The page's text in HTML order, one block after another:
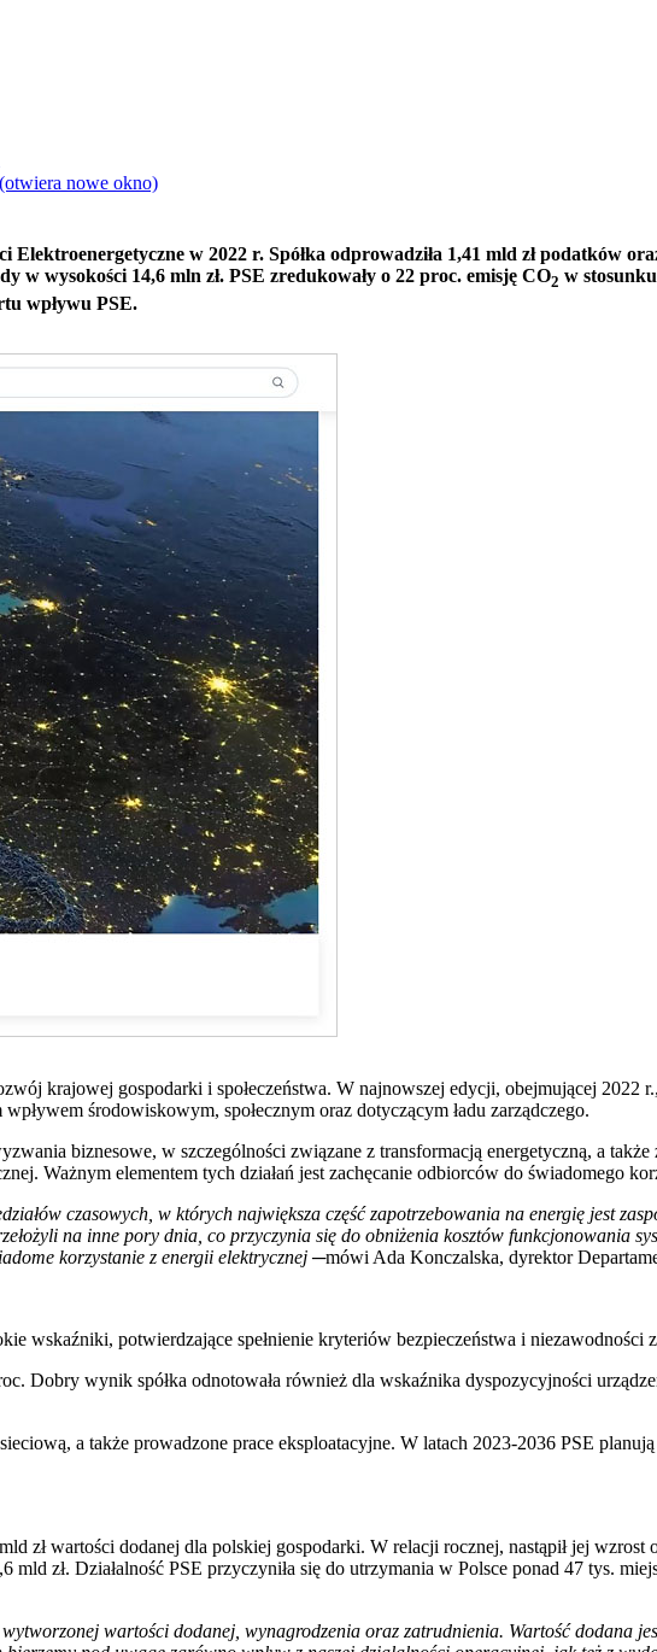
(otwiera nowe okno)
w 2022 r. Spółka odprowadziła 1,41 mld zł podatków
w wysokości 14,6 mln zł. PSE zredukowały o 22 proc. emisję CO2 w
wpływu PSE.
krajowej gospodarki i społeczeństwa. W najnowszej edycji, obejmującej 2022
środowiskowym, społecznym oraz dotyczącym ładu zarządczego.
biznesowe, w szczególności związane z transformacją energetyczną, a także
Ważnym elementem tych działań jest zachęcanie odbiorców do świadomego
czasowych, w których największa część zapotrzebowania na energię jest
na inne pory dnia, co przyczynia się do obniżenia kosztów funkcjonowania
korzystanie z energii elektrycznej ─mówi Ada Konczalska, dyrektor
wskaźniki, potwierdzające spełnienie kryteriów bezpieczeństwa i niezawodności
Dobry wynik spółka odnotowała również dla wskaźnika dyspozycyjności
a także prowadzone prace eksploatacyjne. W latach 2023-2036 PSE
zł wartości dodanej dla polskiej gospodarki. W relacji rocznej, nastąpił jej wzrost
zł. Działalność PSE przyczyniła się do utrzymania w Polsce ponad 47 tys.
wartości dodanej, wynagrodzenia oraz zatrudnienia. Wartość dodana